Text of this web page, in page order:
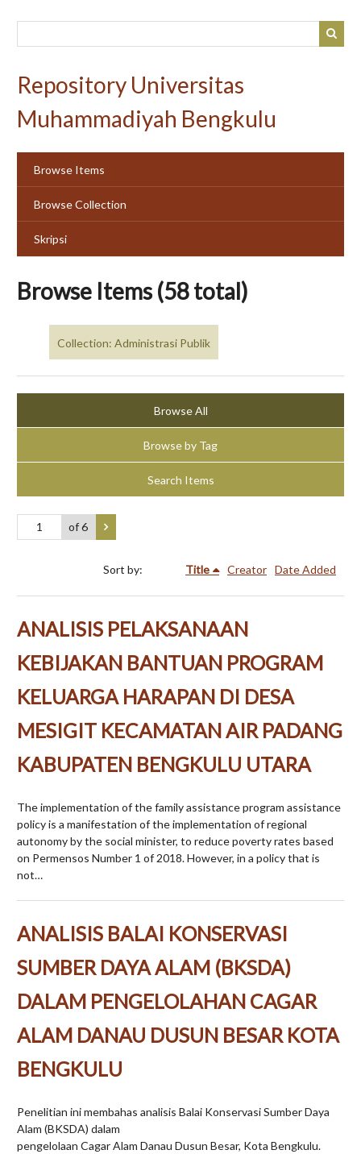
Repository Universitas
Muhammadiyah Bengkulu
Browse Items
Browse Collection
Skripsi
Browse Items (58 total)
Collection: Administrasi Publik
Browse All
Browse by Tag
Search Items
of 6
Sort by: Title Creator Date Added
ANALISIS PELAKSANAAN
KEBIJAKAN BANTUAN PROGRAM
KELUARGA HARAPAN DI DESA
MESIGIT KECAMATAN AIR PADANG
KABUPATEN BENGKULU UTARA
The implementation of the family assistance program assistance
policy is a manifestation of the implementation of regional
autonomy by the social minister, to reduce poverty rates based
on Permensos Number 1 of 2018. However, in a policy that is
not…
ANALISIS BALAI KONSERVASI
SUMBER DAYA ALAM (BKSDA)
DALAM PENGELOLAHAN CAGAR
ALAM DANAU DUSUN BESAR KOTA
BENGKULU
Penelitian ini membahas analisis Balai Konservasi Sumber Daya
Alam (BKSDA) dalam
pengelolaan Cagar Alam Danau Dusun Besar, Kota Bengkulu.